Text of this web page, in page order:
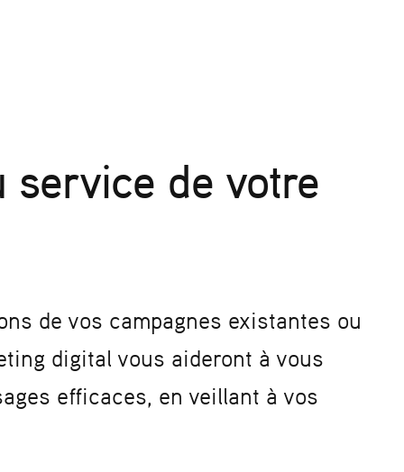
service de votre
de vos campagnes existantes ou
digital vous aideront à vous
efficaces, en veillant à vos